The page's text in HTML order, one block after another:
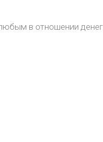
в отношении